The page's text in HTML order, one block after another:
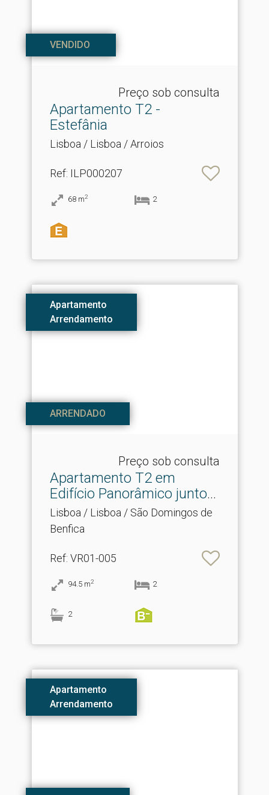
VENDIDO
Preço sob consulta
Apartamento T2 -
Estefânia
Lisboa / Lisboa / Arroios
Ref: ILP000207
68 m2 2
Apartamento
Arrendamento
ARRENDADO
Preço sob consulta
Apartamento T2 em
Edifício Panorâmico junto
a.​..
Lisboa / Lisboa / São Domingos de
Benfica
Ref: VR01-005
94.5 m2 2
2
Apartamento
Arrendamento